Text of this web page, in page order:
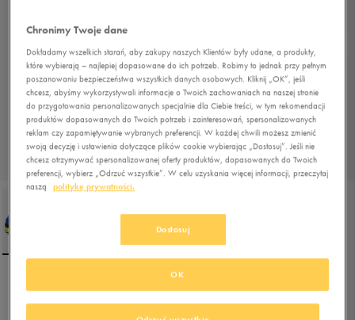
UNDER ARMOUR MEN'S
SPEEDFORM A POLLO 2 CL
Chronimy Twoje dane
Dokładamy wszelkich starań, aby zakupy naszych Klientów były udane, a produkty,
które wybierają – najlepiej dopasowane do ich potrzeb. Robimy to jednak przy pełnym
poszanowaniu bezpieczeństwa wszystkich danych osobowych. Kliknij „OK”, jeśli
chcesz, abyśmy wykorzystywali informacje o Twoich zachowaniach na naszej stronie
do przygotowania personalizowanych specjalnie dla Ciebie treści, w tym rekomendacji
produktów dopasowanych do Twoich potrzeb i zainteresowań, spersonalizowanych
reklam czy zapamiętywanie wybranych preferencji. W każdej chwili możesz zmienić
swoją decyzję i ustawienia dotyczące plików cookie wybierając „Dostosuj”. Jeśli nie
chcesz otrzymywać spersonalizowanej oferty produktów, dopasowanych do Twoich
preferencji, wybierz „Odrzuć wszystkie”. W celu uzyskania więcej informacji, przeczytaj
naszą
politykę prywatności.
Dostosuj
OK